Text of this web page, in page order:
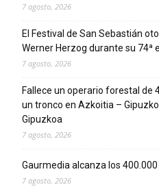
7 agosto, 2026
El Festival de San Sebastián
Werner Herzog durante su 74ª
7 agosto, 2026
Fallece un operario forestal de
un tronco en Azkoitia –
Gipuzkoa
7 agosto, 2026
Gaurmedia alcanza los
7 agosto, 2026